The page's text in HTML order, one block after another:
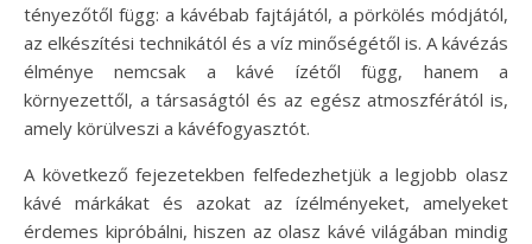
tényezőtől függ: a kávébab fajtájától, a pörkölés módjától,
az elkészítési technikától és a víz minőségétől is. A kávézás
élménye nemcsak a kávé ízétől függ, hanem a
környezettől, a társaságtól és az egész atmoszférától is,
amely körülveszi a kávéfogyasztót.
A következő fejezetekben felfedezhetjük a legjobb olasz
kávé márkákat és azokat az ízélményeket, amelyeket
érdemes kipróbálni, hiszen az olasz kávé világában mindig